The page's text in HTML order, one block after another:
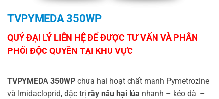
TVPYMEDA 350WP
TVPYMEDA 350WP chứa hai hoạt chất mạnh Pymetrozine
và Imidacloprid, đặc trị rầy nâu hại lúa nhanh – kéo dài –